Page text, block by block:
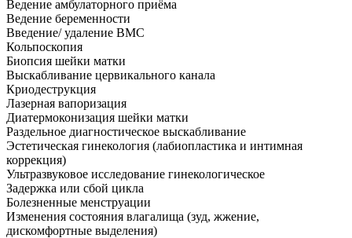
Ведение амбулаторного приёма
Ведение беременности
Введение/ удаление ВМС
Кольпоскопия
Биопсия шейки матки
Выскабливание цервикального канала
Криодеструкция
Лазерная вапоризация
Диатермоконизация шейки матки
Раздельное диагностическое выскабливание
Эстетическая гинекология (лабиопластика и интимная
коррекция)
Ультразвуковое исследование гинекологическое
Задержка или сбой цикла
Болезненные менструации
Изменения состояния влагалища (зуд, жжение,
дискомфортные выделения)